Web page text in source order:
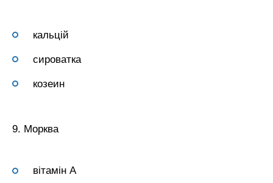
кальцій
сироватка
козеин
9. Морква
вітамін А